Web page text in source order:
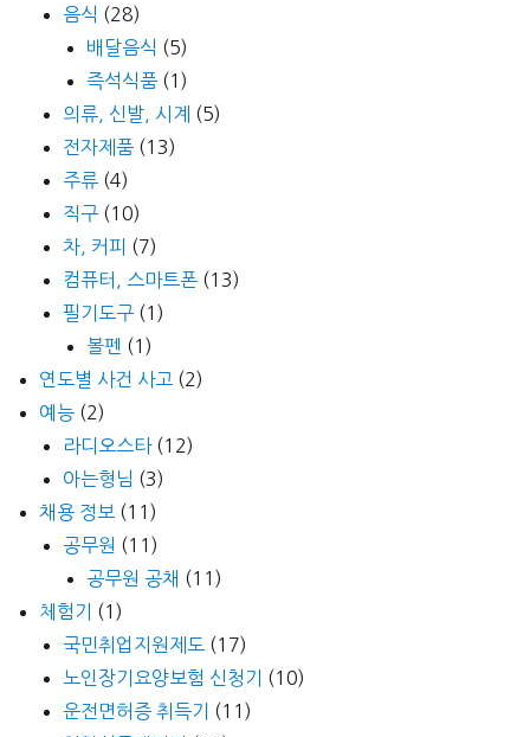
음식 (28)
배달음식 (5)
즉석식품 (1)
의류, 신발, 시계 (5)
전자제품 (13)
주류 (4)
직구 (10)
차, 커피 (7)
컴퓨터, 스마트폰 (13)
필기도구 (1)
볼펜 (1)
연도별 사건 사고 (2)
예능 (2)
라디오스타(12)
아는형님 (3)
채용 정보 (11)
공무원 (11)
공무원 공채 (11)
체험기
(1)
국민취업지원제도 (17)
노인장기요양보험 신청기
(10)
운전면허증 취득기
(11)